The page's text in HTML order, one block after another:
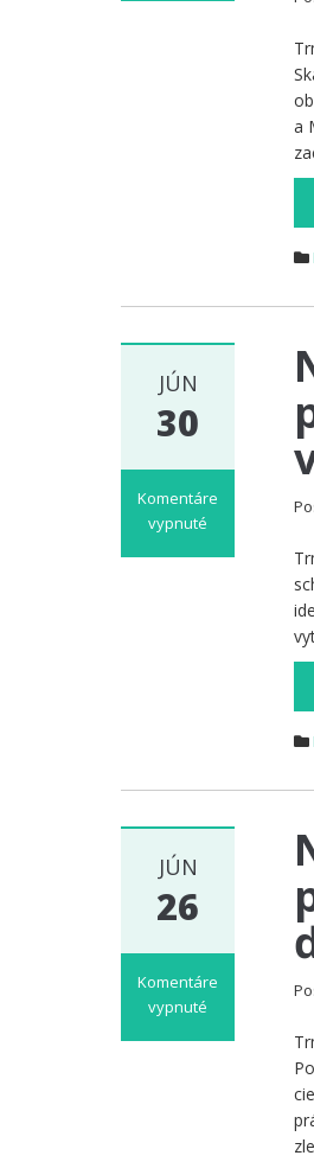
stretol
sa
starostami
primátormi
a
JÚN
30
Komentáre
vypnuté
kraja
nových
zážitkov
JÚN
26
Komentáre
vypnuté